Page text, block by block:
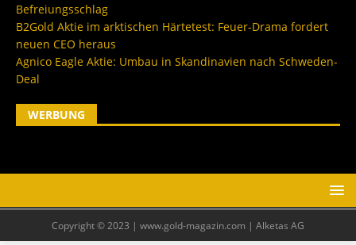
Befreiungsschlag
B2Gold Aktie im arktischen Härtetest: Feuer-Drama fordert
neuen CEO heraus
Agnico Eagle Aktie: Umbau in Skandinavien nach Schweden-
Deal
WERBUNG
Copyright © 2023 | www.gold-magazin.com | Alketas AG